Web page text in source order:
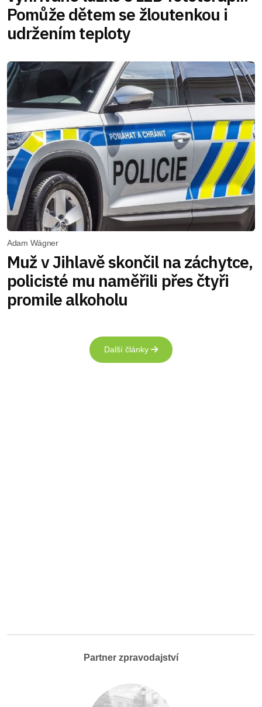
Pomůže dětem se žloutenkou i
udržením teploty
Adam Wágner
Muž v Jihlavě skončil na záchytce,
policisté mu naměřili přes čtyři
promile alkoholu
Další články
Partner zpravodajství